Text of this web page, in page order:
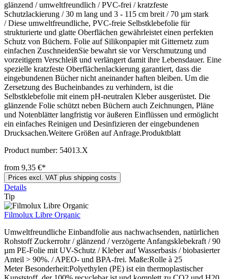
glänzend / umweltfreundlich / PVC-frei / kratzfeste
Schutzlackierung / 30 m lang und 3 - 115 cm breit / 70 µm stark
/ Diese umweltfreundliche, PVC-freie Selbstklebefolie für
strukturierte und glatte Oberflächen gewährleistet einen perfekten
Schutz von Büchern. Folie auf Silikonpapier mit Gitternetz zum
einfachen ZuschneidenSie bewahrt sie vor Verschmutzung und
vorzeitigem Verschleiß und verlängert damit ihre Lebensdauer. Eine
spezielle kratzfeste Oberflächenlackierung garantiert, dass die
eingebundenen Bücher nicht aneinander haften bleiben. Um die
Zersetzung des Bucheinbandes zu verhindern, ist die
Selbstklebefolie mit einem pH-neutralen Kleber ausgerüstet. Die
glänzende Folie schützt neben Büchern auch Zeichnungen, Pläne
und Notenblätter langfristig vor äußeren Einflüssen und ermöglicht
ein einfaches Reinigen und Desinfizieren der eingebundenen
Drucksachen.Weitere Größen auf Anfrage.Produktblatt
Product number: 54013.X
from 9,35 €*
Prices excl. VAT plus shipping costs
Details
Tip
Filmolux Libre Organic
Umweltfreundliche Einbandfolie aus nachwachsenden, natürlichen
Rohstoff Zuckerrohr / glänzend / verzögerte Anfangsklebekraft / 90
µm PE-Folie mit UV-Schutz / Kleber auf Wasserbasis / biobasierter
Anteil > 90%. / APEO- und BPA-frei. Maße:Rolle à 25
Meter Besonderheit:Polyethylen (PE) ist ein thermoplastischer